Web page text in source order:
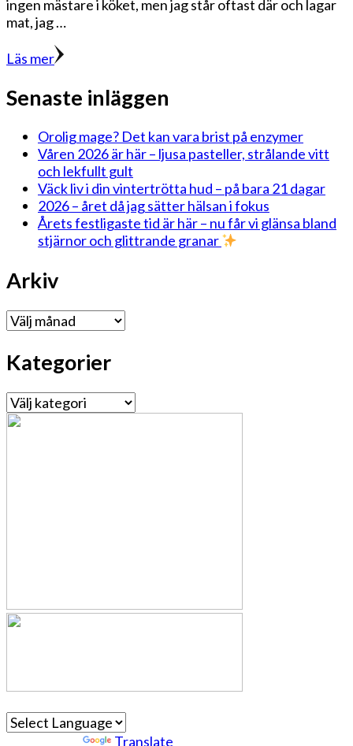
ingen mästare i köket, men jag står oftast där och lagar
mat, jag …
Läs mer
Senaste inläggen
Orolig mage? Det kan vara brist på enzymer
Våren 2026 är här – ljusa pasteller, strålande vitt
och lekfullt gult
Väck liv i din vintertrötta hud – på bara 21 dagar
2026 – året då jag sätter hälsan i fokus
Årets festligaste tid är här – nu får vi glänsa bland
stjärnor och glittrande granar
Arkiv
Arkiv
Kategorier
Kategorier
Translate